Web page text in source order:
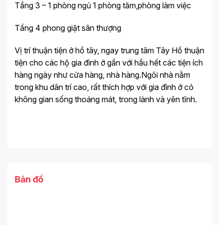
Tầng 3 – 1 phòng ngủ 1 phòng tăm,phòng làm việc
Tầng 4 phong giặt sân thượng
Vị trí thuận tiện ở hồ tây, ngay trung tâm Tây Hồ thuận
tiện cho các hộ gia đình ở gần với hầu hết các tiện ích
hàng ngày như cửa hàng, nhà hàng.Ngôi nhà nằm
trong khu dân trí cao, rất thích hợp với gia đình ở có
không gian sống thoáng mát, trong lành và yên tĩnh.
Bản đồ